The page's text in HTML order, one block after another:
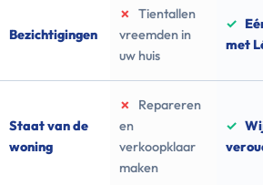
Bezichtigingen
✗
Tientallen
vreemden in
uw huis
✓
met
Staat van de
woning
✗
Repareren
en
verkoopklaar
maken
✓